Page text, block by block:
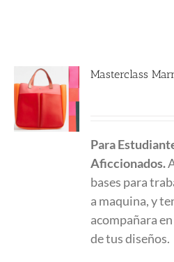
Masterclass
Para
Aficcionados.
bases para
a maquina, y
acompañara
de tus diseños.